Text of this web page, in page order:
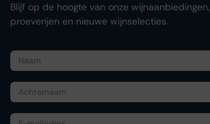
Blijf op de hoogte van onze wijnaanbiedingen,
proeverijen en nieuwe wijnselecties.